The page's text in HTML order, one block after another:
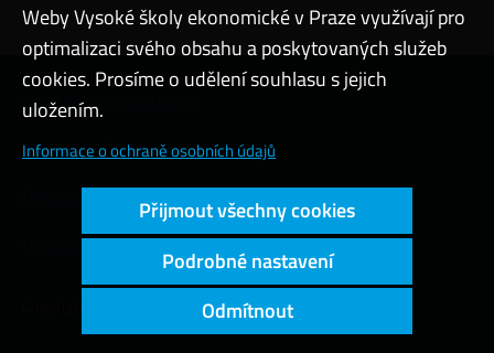
Kontaktovat podporu
Nastavení cookies
Přístupnost webu
Vysoký kontrast
Copyright © 2026 Vysoká škola ekonomická v Praze
Weby Vysoké školy ekonomické v Praze využívají pro
optimalizaci svého obsahu a poskytovaných služeb
cookies. Prosíme o udělení souhlasu s jejich
uložením.
Informace o ochraně osobních údajů
Přijmout všechny cookies
Podrobné nastavení
Odmítnout